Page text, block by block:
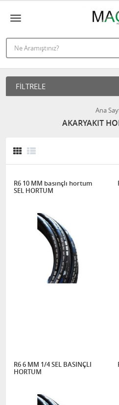
FILTRELE
Ana
AKARYAKIT
R6 10 MM basınçlı hortum
SEL HORTUM
R6 6 MM 1/4 SEL BASINÇLI
HORTUM